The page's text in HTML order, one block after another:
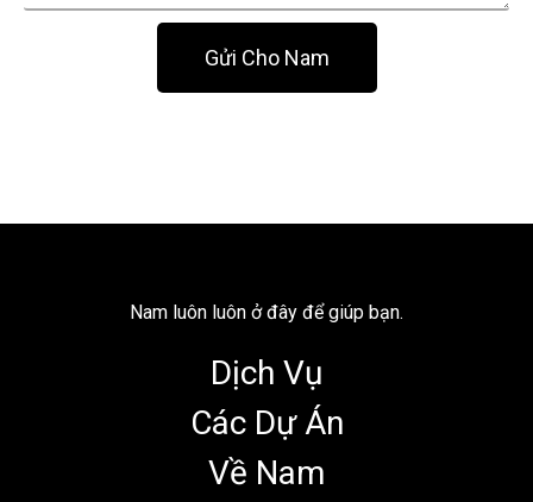
Gửi Cho Nam
Nam luôn luôn ở đây để giúp bạn.
Dịch Vụ
Các Dự Án
Về Nam